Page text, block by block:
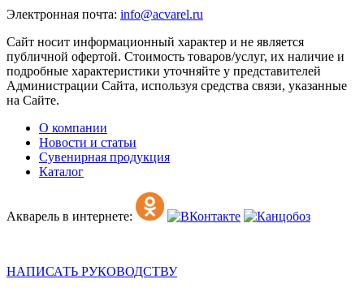
Электронная почта: info@acvarel.ru
Сайт носит информационный характер и не является
публичной офертой. Стоимость товаров/услуг, их наличие и
подробные характеристики уточняйте у представителей
Администрации Сайта, используя средства связи, указанные
на Сайте.
О компании
Новости и статьи
Сувенирная продукция
Каталог
Акварель в интернете:
НАПИСАТЬ РУКОВОДСТВУ